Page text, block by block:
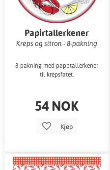
Papirtallerkener
Kreps og sitron - 8-pakning
8-pakning med papptallerkener
til krepsfatet.
54 NOK
Kjøp